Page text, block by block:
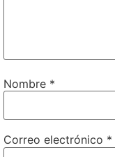
Nombre *
Correo electrónico *